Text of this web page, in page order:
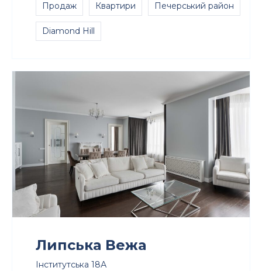
Продаж Квартири Печерський район
Diamond Hill
Липська Вежа
Інститутська 18А